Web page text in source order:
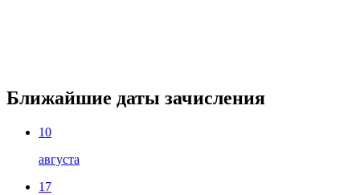
Ближайшие даты зачисления
10
августа
17